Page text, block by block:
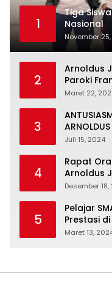
1
Tiga
Nasional
November
2
Arnoldus
Paroki
Maret 22,
3
MENGIKUTI
Juli 15, 2024
4
Rapat
Arnoldus
Desember 18,
5
Pelajar
Prestasi
Gelar Best
Maret 13,